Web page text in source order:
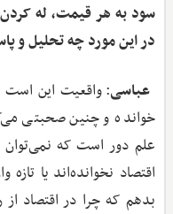
سود به هر قیمت، له
در این مورد چه تحلیل و
عباسی: واقعیت این
خوانده و چنین صحبتی
علم دور است که نمی‌توان
اقتصاد نخوانده‌اند یا
بدهم که چرا در اقتصاد